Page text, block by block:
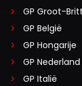
GP Groot-
GP België
GP Hongarije
GP Nederland
GP Italië